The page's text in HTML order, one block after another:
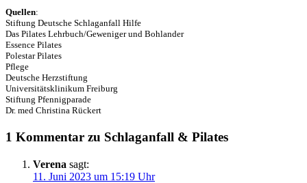
Quellen:
Stiftung Deutsche Schlaganfall Hilfe
Das Pilates Lehrbuch/Geweniger und Bohlander
Essence Pilates
Polestar Pilates
Pflege
Deutsche Herzstiftung
Universitätsklinikum Freiburg
Stiftung Pfennigparade
Dr. med Christina Rückert
1 Kommentar zu Schlaganfall & Pilates
Verena sagt:
11. Juni 2023 um 15:19 Uhr